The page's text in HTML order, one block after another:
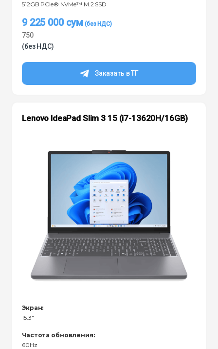
512GB PCIe® NVMe™ M.2 SSD
9 225 000 сум
750
(без НДС)
Заказать в ТГ
Lenovo IdeaPad Slim 3 15 (i7-13620H/16GB)
Экран:
15.3"
Частота обновления:
60Hz